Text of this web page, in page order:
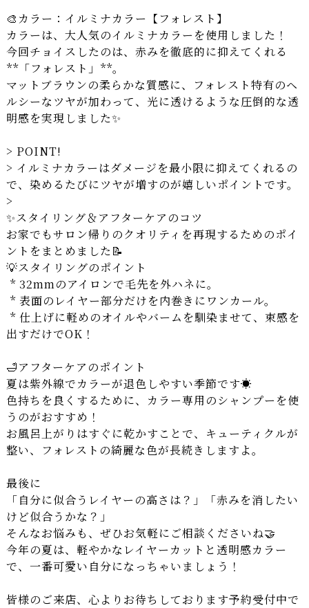
🎨カラー：イルミナカラー【フォレスト】
カラーは、大人気のイルミナカラーを使用しました！
今回チョイスしたのは、赤みを徹底的に抑えてくれる
**「フォレスト」**。
マットブラウンの柔らかな質感に、フォレスト特有のヘ
ルシーなツヤが加わって、光に透けるような圧倒的な透
明感を実現しました✨
> POINT!
> イルミナカラーはダメージを最小限に抑えてくれるの
で、染めるたびにツヤが増すのが嬉しいポイントです。
>
✨スタイリング＆アフターケアのコツ
お家でもサロン帰りのクオリティを再現するためのポイ
ントをまとめました📝
💡スタイリングのポイント
* 32mmのアイロンで毛先を外ハネに。
* 表面のレイヤー部分だけを内巻きにワンカール。
* 仕上げに軽めのオイルやバームを馴染ませて、束感を
出すだけでOK！
🛁アフターケアのポイント
夏は紫外線でカラーが退色しやすい季節です☀️
色持ちを良くするために、カラー専用のシャンプーを使
うのがおすすめ！
お風呂上がりはすぐに乾かすことで、キューティクルが
整い、フォレストの綺麗な色が長続きしますよ。
最後に
「自分に似合うレイヤーの高さは？」「赤みを消したい
けど似合うかな？」
そんなお悩みも、ぜひお気軽にご相談くださいね🤝
今年の夏は、軽やかなレイヤーカットと透明感カラー
で、一番可愛い自分になっちゃいましょう！
皆様のご来店、心よりお待ちしております予約受付中で